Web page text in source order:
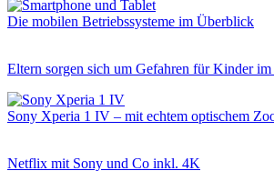
Die mobilen Betriebssysteme im Überblick
Eltern sorgen sich um Gefahren für Kinder im
Sony Xperia 1 IV – mit echtem optischem
Netflix mit Sony und Co inkl. 4K